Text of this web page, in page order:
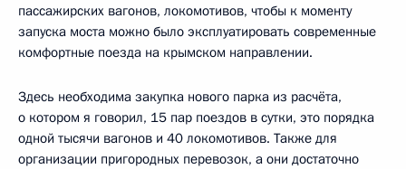
пассажирских вагонов, локомотивов, чтобы к моменту
запуска моста можно было эксплуатировать современные
комфортные поезда на крымском направлении.
Здесь необходима закупка нового парка из расчёта,
о котором я говорил, 15 пар поездов в сутки, это порядка
одной тысячи вагонов и 40 локомотивов. Также для
организации пригородных перевозок, а они достаточно